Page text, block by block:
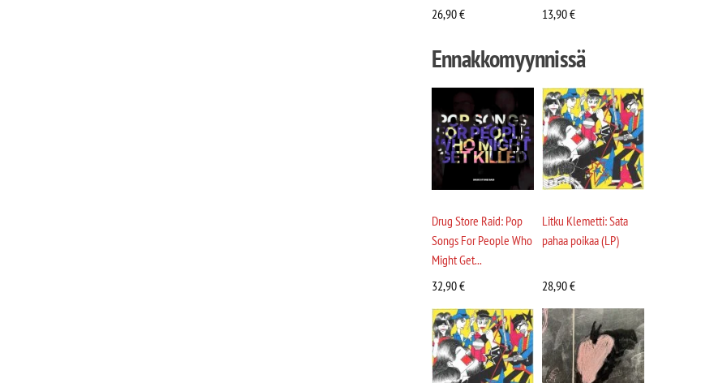
26,90€ 13,90€
Ennakkomyynnissä
Drug Store Raid: Pop
Songs For People Who
Might Get...
32,90€
Litku Klemetti: Sata
pahaa poikaa (LP)
28,90€